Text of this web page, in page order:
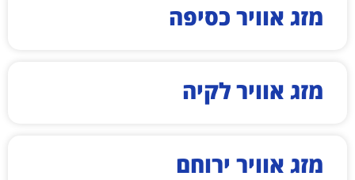
מזג אוויר כסיפה
מזג אוויר לקיה
מזג אוויר ירוחם